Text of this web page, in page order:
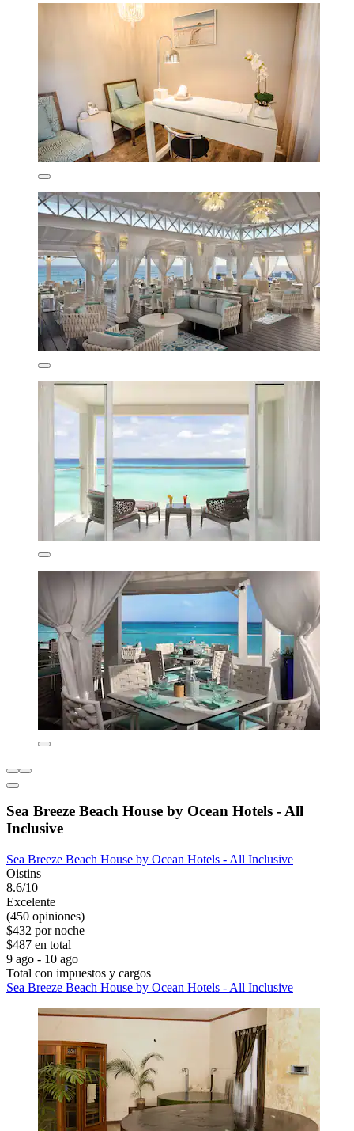
Sea Breeze Beach House by Ocean Hotels - All
Inclusive
Sea Breeze Beach House by Ocean Hotels - All Inclusive
Oistins
8.6/10
Excelente
(450 opiniones)
$432 por noche
$487 en total
9 ago - 10 ago
Total con impuestos y cargos
Sea Breeze Beach House by Ocean Hotels - All Inclusive